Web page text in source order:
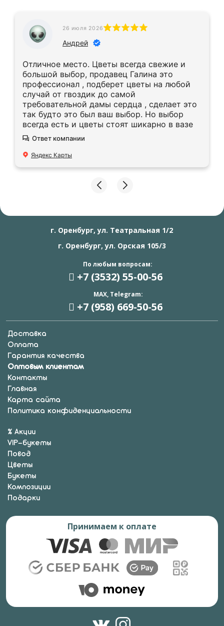
26 июля 2026
Андрей
Отличное место. Цветы всегда свежие и
большой выбор, продавец Галина это
профессионал , подберет цветы на любой
случай от гвоздик до самой
требовательной дамы сердца , сделает это
так будто это был ваш выбор. Но выбор
всегда есть и цветы стоят шикарно в вазе
Ответ компании
Яндекс Карты
г. Оренбург, ул. Театральная 1/2
г. Оренбург, ул. Орская 105/3
По любым вопросам:
+7 (3532) 55-00-56
MAX, Telegram:
+7 (958) 669-50-56
Доставка
Оплата
Гарантия качества
Оптовым клиентам
Контакты
Главная
Карта сайта
Политика конфиденциальности
% Акции
VIP-букеты
Повод
Цветы
Букеты
Композиции
Подарки
Принимаем к оплате